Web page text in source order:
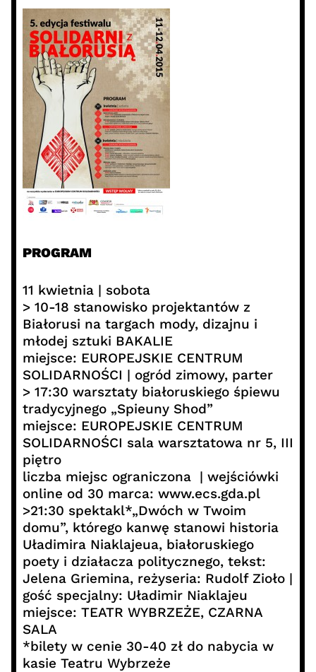
PROGRAM
11 kwietnia | sobota
> 10-18 stanowisko projektantów z
Białorusi na targach mody, dizajnu i
młodej sztuki BAKALIE
miejsce: EUROPEJSKIE CENTRUM
SOLIDARNOŚCI | ogród zimowy, parter
> 17:30 warsztaty białoruskiego śpiewu
tradycyjnego „Spieuny Shod”
miejsce: EUROPEJSKIE CENTRUM
SOLIDARNOŚCI sala warsztatowa nr 5, III
piętro
liczba miejsc ograniczona | wejściówki
online od 30 marca: www.ecs.gda.pl
>21:30 spektakl*„Dwóch w Twoim
domu”, którego kanwę stanowi historia
Uładimira Niaklajeua, białoruskiego
poety i działacza politycznego, tekst:
Jelena Griemina, reżyseria: Rudolf Zioło |
gość specjalny: Uładimir Niaklajeu
miejsce: TEATR WYBRZEŻE, CZARNA
SALA
*bilety w cenie 30-40 zł do nabycia w
kasie Teatru Wybrzeże